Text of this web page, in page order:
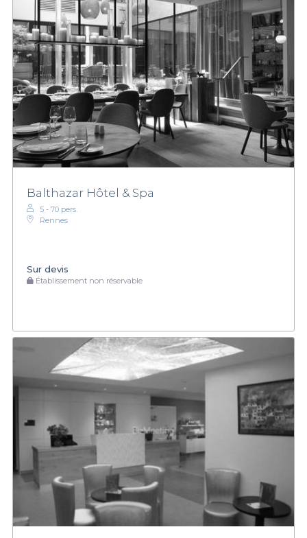
Balthazar Hôtel & Spa
5 - 70 pers.
Rennes
Sur devis
Établissement non réservable